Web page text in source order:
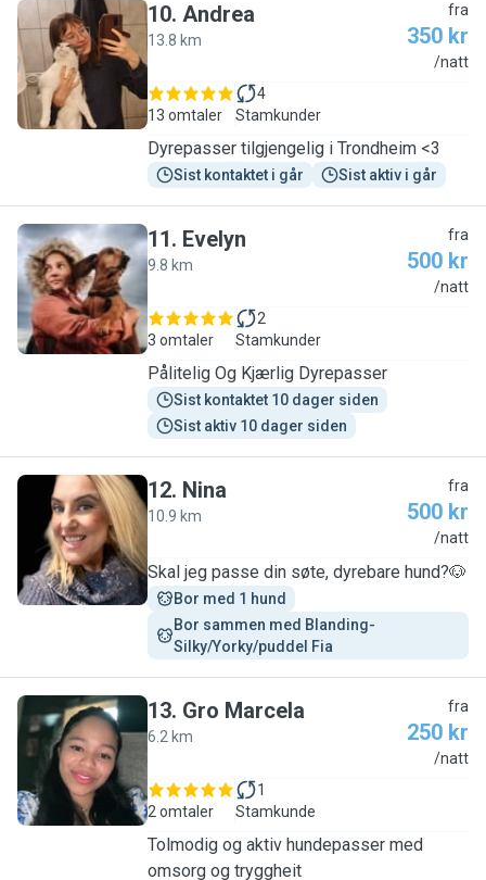
A
10. Andrea
13.8 km
fra
350 kr
/natt
13 omtaler
4
Stamkunder
Dyrepasser tilgjengelig i Trondheim <3
Sist kontaktet i går Sist aktiv i går
E
11. Evelyn
9.8 km
fra
500 kr
/natt
3 omtaler
2
Stamkunder
Pålitelig Og Kjærlig Dyrepasser
Sist kontaktet 10 dager siden
Sist aktiv 10 dager siden
N
12. Nina
10.9 km
fra
500 kr
/natt
Skal jeg passe din søte, dyrebare hund?🐶
Bor med 1 hund
Bor sammen med Blanding-
Silky/Yorky/puddel Fia
G
13. Gro Marcela
6.2 km
fra
250 kr
/natt
2 omtaler
1
Stamkunde
Tolmodig og aktiv hundepasser med
omsorg og tryggheit